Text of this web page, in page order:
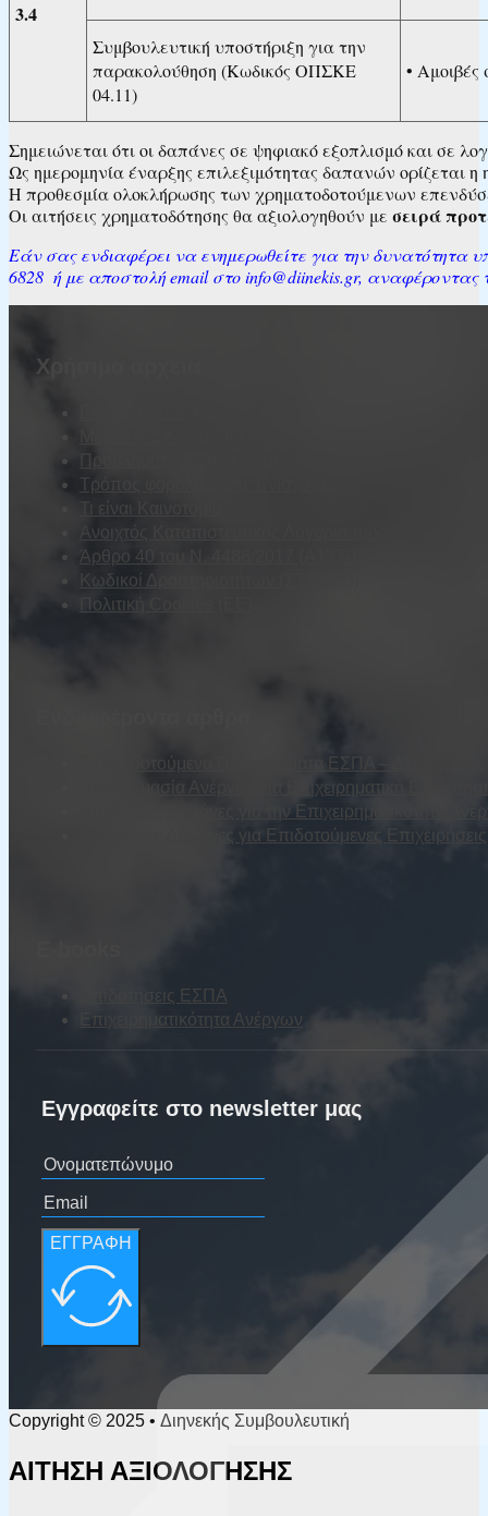
3.4
Συμβουλευτική υποστήριξη για την
παρακολούθηση (Κωδικός ΟΠΣΚΕ
04.11)
•
Σημειώνεται ότι οι δαπάνες σε ψηφιακό εξοπλισμό και σε
Ως ημερομηνία έναρξης επιλεξιμότητας δαπανών ορίζεται
Η προθεσμία ολοκλήρωσης των χρηματοδοτούμενων
Οι αιτήσεις χρηματοδότησης θα αξιολογηθούν με σειρά
Εάν σας ενδιαφέρει να ενημερωθείτε για την δυνατότητα
6828 ή με αποστολή email στο info@diinekis.gr,
Χρήσιμα αρχεία
Τρόπος φορολόγησης Ενίσχυσης
Τι είναι Καινοτομία
Ανοιχτός Καταπιστευτικός Λογαριασμός
Άρθρο 40 του Ν. 4488/2017 (Α137/13.09.2017)
Κωδικοί Δραστηριοτήτων (ΣΤΑΚΟΔ)
Πολιτική Cookies (ΕΕ)
Τα Επιδοτούμενα Προγράμματα ΕΣΠΑ – ΔΥΠΑ
Προετοιμασία Ανέργου για Επιχειρηματική
Επιλέξιμες Δαπάνες για την Επιχειρηματικότητα
Επιλέξιμες Δαπάνες για Επιδοτούμενες
Επιδοτήσεις ΕΣΠΑ
Επιχειρηματικότητα Ανέργων
Εγγραφείτε στο newsletter μας
ΕΓΓΡΑΦΗ
Copyright © 2025 • Διηνεκής Συμβουλευτική
ΑΙΤΗΣΗ ΑΞΙΟΛΟΓΗΣΗΣ